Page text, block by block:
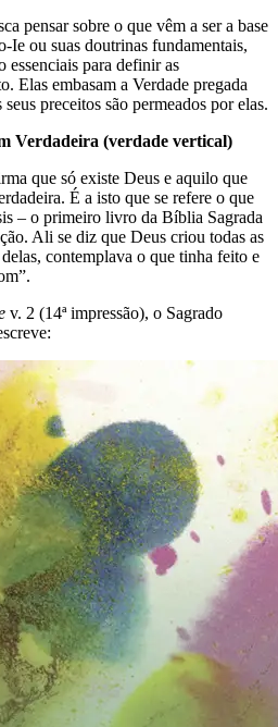
pensar sobre o que vêm a ser a base
Ie ou suas doutrinas fundamentais,
essenciais para definir as
Elas embasam a Verdade pregada
preceitos são permeados por elas.
Verdadeira (verdade vertical)
que só existe Deus e aquilo que
É a isto que se refere o que
– o primeiro livro da Bíblia Sagrada
Ali se diz que Deus criou todas as
contemplava o que tinha feito e
v. 2 (14ª impressão), o Sagrado